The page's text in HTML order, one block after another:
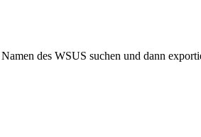
des WSUS suchen und dann